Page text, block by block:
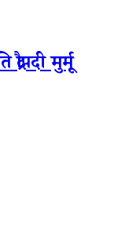
मुर्मू